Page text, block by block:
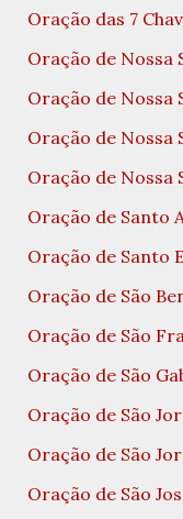
Oração das 7
Oração de Nossa
Oração de Nossa
Oração de Nossa
Oração de Nossa
Oração de Santo
Oração de Santo
Oração de São
Oração de São
Oração de São
Oração de São
Oração de São
Oração de São